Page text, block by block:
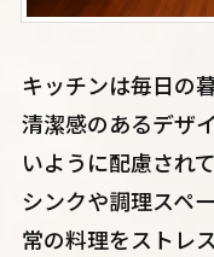
キッチンは毎日の
清潔感のあるデザ
いように配慮されて
シンクや調理スペ
常の料理をストレ